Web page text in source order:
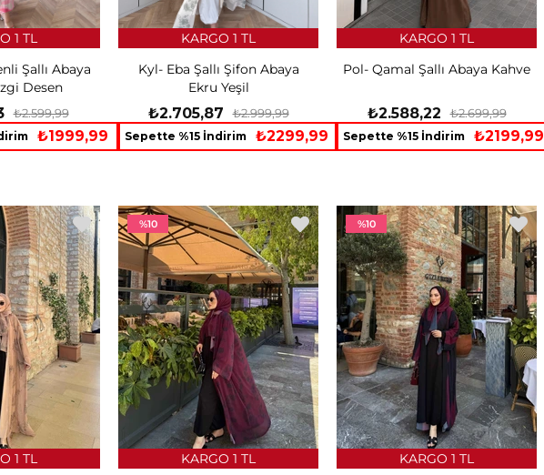
Şallı Abaya
Desen
₺2.599,99
₺1999,99
1 TL
Kyl- Eba Şallı Şifon Abaya
Ekru Yeşil
₺2.705,87 ₺2.999,99
Sepette %15 İndirim ₺2299,99
KARGO 1 TL
Pol- Qamal Şallı Abaya Kahve
₺2.588,22 ₺2.699,99
Sepette %15 İndirim ₺2199,99
KARGO 1 TL
1 TL KARGO 1 TL
%10
KARGO 1 TL
%10